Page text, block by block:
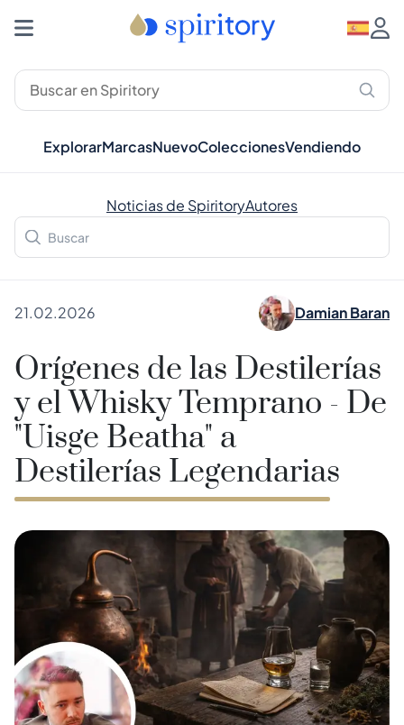
ExplorarMarcasNuevoColeccionesVendiendo
Noticias de SpiritoryAutores
21.02.2026 Damian Baran
Orígenes de las Destilerías
y el Whisky Temprano - De
"Uisge Beatha" a
Destilerías Legendarias